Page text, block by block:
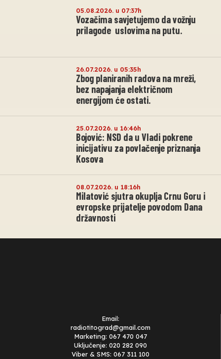
05.08.2026. u 07:37h
Vozačima savjetujemo da vožnju
prilagode uslovima na putu.
26.07.2026. u 05:35h
Zbog planiranih radova na mreži,
bez napajanja električnom
energijom će ostati.
25.07.2026. u 16:46h
Bojović: NSD da u Vladi pokrene
inicijativu za povlačenje priznanja
Kosova
08.07.2026. u 18:16h
Milatović sjutra okuplja Crnu Goru i
evropske prijatelje povodom Dana
državnosti
Email:
radiotitograd@gmail.com
Marketing: 067 470 047
Uključenje: 020 282 090
Viber & SMS: 067 311 100